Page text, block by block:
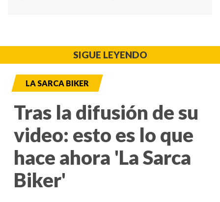
SIGUE LEYENDO
LA SARCA BIKER
Tras la difusión de su
video: esto es lo que
hace ahora 'La Sarca
Biker'